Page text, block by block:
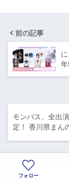
前の記事
モンバス、全出
定！ 香川県まん
フォロー